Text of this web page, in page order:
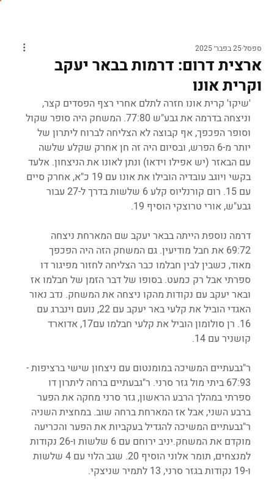
ארצית דרום: דרמות בבאר יעקב
וקרית אונו
ספסל25 בפבר׳ 2025
'שיקו' קרית אונו חזרה לתלם אחרי רצף הפסדים קצר,
וניצחה בדרמה את גבע"ש 77:80. המשחק היה סופר שקול
וסופר הפכפך, אף קבוצה לא הצליחה לברוח ליתרון של
יותר מ-6 הפרש, ובסיום היה זה חן אחרק שקלע שלשה
עם הבאזר (יש אפילו וידאו) ונתן לאונו את הניצחון. אלעד
בקשי ויוגב עובדיה הובילו את אונו עם 19 כ"א, אחרק סיים
עם 15. רום קורנליוס קלע 6 שלשות בדרך ל-27 עבור
גבע"ש, אורי טרוצקי הוסיף 19.
דרמה נוספת הייתה בבאר יעקב שם המארחת ניצחה
69:72 את חבל מודיעין. גם המשחק הזה היה הפכפך
מאוד, כשבין לבין חבלמו כבר הצליחה לחזור מפיגור דו
ספרתי אבל רק כמעט. בסופו של דבר הזמן של חבלמו אז
ובאר יעקב עם נקודות מהקו ניצחה את המשחק. נדב נאור
האגדי הוביל את קלעי באר יעקב עם 22, נועם וינברג עם
16. רן סולומון הוביל את קלעי חבלמו עם17, אדוארד
קושניר עם 14.
ר"גבעתיים המשיכה במומנטום עם ניצחון שישי ברציפות -
67:93 ביתי מול גזר סרני. ר"גבעתיים ברחה ליתרון דו
ספרתי במהלך הרבע הראשון, גזר סרני מחקה את הפער
ברבע השני, אבל אז המארחת ברחה שוב. במחצית השניה
ר"גבעתיים המשיכה להגדיל בעקביות את הפער והכריעה
מוקדם את המשחק.יניב ירוחם עם 6 שלשות ו-26 נקודות
למנצחים, תומר אלוני הוסיף 20. שגב הלוי עם 4 שלשות
ו-19 נקודות בגזר סרני, 13 לתמיר שניצקי.